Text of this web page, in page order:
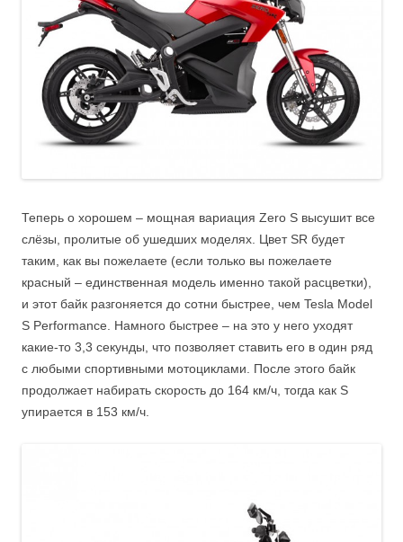
Теперь о хорошем – мощная вариация Zero S высушит все
слёзы, пролитые об ушедших моделях. Цвет SR будет
таким, как вы пожелаете (если только вы пожелаете
красный – единственная модель именно такой расцветки),
и этот байк разгоняется до сотни быстрее, чем Tesla Model
S Performance. Намного быстрее – на это у него уходят
какие-то 3,3 секунды, что позволяет ставить его в один ряд
с любыми спортивными мотоциклами. После этого байк
продолжает набирать скорость до 164 км/ч, тогда как S
упирается в 153 км/ч.